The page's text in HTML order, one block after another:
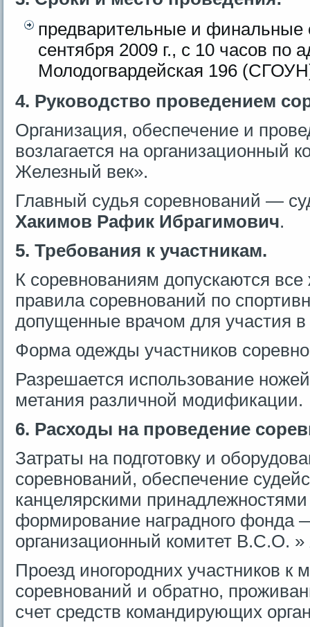
предварительные и
сентября 2009 г., с 10 часов по
Молодогвардейская 196
4. Руководство проведением
Организация, обеспечение и
возлагается на организационный
Железный век».
Главный судья соревнований —
Хакимов Рафик Ибрагимович.
5. Требования к участникам.
К соревнованиям допускаются
правила соревнований по
допущенные врачом для участия в
Форма одежды участников
Разрешается использование
метания различной модификации.
6. Расходы на проведение
Затраты на подготовку и
соревнований, обеспечение
канцелярскими
формирование наградного фонда
организационный комитет В.С.О.
Проезд иногородних участников к
соревнований и обратно,
счет средств командирующих